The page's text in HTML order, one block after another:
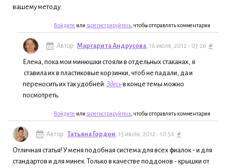
вашему методу.
Войдите или зарегистрируйтесь , чтобы отправлять комментарии
Автор: Маргарита Андрусова , 16 июля, 2012 - 07:26 #
Елена, пока мои минюшки стояли в отдельных стаканах, я
ставила их в пластиковые корзинки, чтоб не падали, да и
переносить их так удобней. Здесьв конце темы можно
посмотреть.
Войдите или зарегистрируйтесь , чтобы отправлять комментарии
Автор: Татьяна Гордон , 15 июля, 2012 - 10:56 #
Отличная статья! У меня подобная система для всех фиалок - и для
стандартов и для минек. Только в качестве поддонов - крышки от